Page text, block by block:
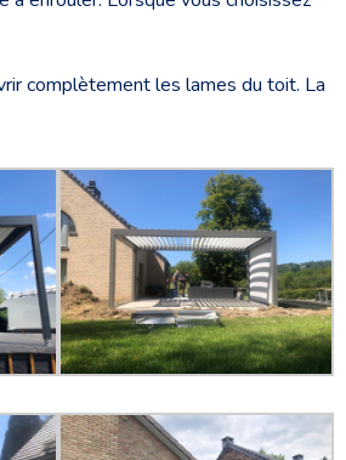
complètement les lames du toit. La